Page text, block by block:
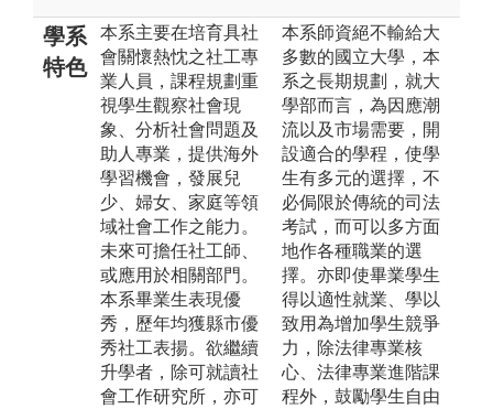
學系
特色
本系主要在培育具社
會關懷熱忱之社工專
業人員，課程規劃重
視學生觀察社會現
象、分析社會問題及
助人專業，提供海外
學習機會，發展兒
少、婦女、家庭等領
域社會工作之能力。
未來可擔任社工師、
或應用於相關部門。
本系畢業生表現優
秀，歷年均獲縣市優
秀社工表揚。欲繼續
升學者，除可就讀社
會工作研究所，亦可
本系師資絕不輸給大
多數的國立大學，本
系之長期規劃，就大
學部而言，為因應潮
流以及市場需要，開
設適合的學程，使學
生有多元的選擇，不
必侷限於傳統的司法
考試，而可以多方面
地作各種職業的選
擇。亦即使畢業學生
得以適性就業、學以
致用為增加學生競爭
力，除法律專業核
心、法律專業進階課
程外，鼓勵學生自由